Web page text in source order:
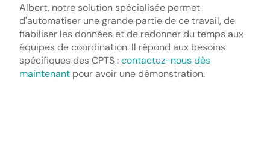
Albert, notre solution spécialisée permet
d'automatiser une grande partie de ce travail, de
fiabiliser les données et de redonner du temps aux
équipes de coordination. Il répond aux besoins
spécifiques des CPTS :contactez-nous dès
maintenant pour avoir une démonstration.